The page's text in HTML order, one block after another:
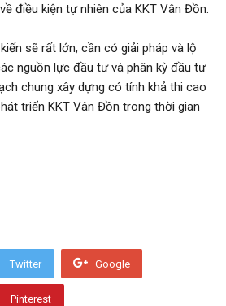
điều kiện tự nhiên của KKT Vân Đồn.
sẽ rất lớn, cần có giải pháp và lộ
nguồn lực đầu tư và phân kỳ đầu tư
chung xây dựng có tính khả thi cao
triển KKT Vân Đồn trong thời gian
Twitter Google
Pinterest